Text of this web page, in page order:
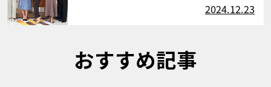
2024.12.23
おすすめ記事